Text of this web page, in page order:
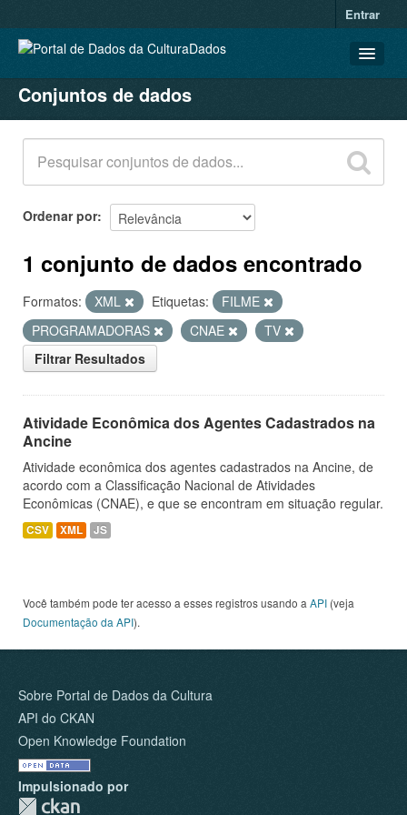
Entrar
CONJUNTOS DE DADOS
ORGANIZAÇÕES
GRUPOS
SOBRE
Conjuntos de dados
Ordenar por
1 conjunto de dados encontrado
Formatos: XML Etiquetas:
FILME
PROGRAMADORAS
CNAE
TV
Filtrar Resultados
Atividade Econômica dos Agentes Cadastrados na
Ancine
Atividade econômica dos agentes cadastrados na Ancine, de
acordo com a Classificação Nacional de Atividades
Econômicas (CNAE), e que se encontram em situação regular.
CSV XML JS
Você também pode ter acesso a esses registros usando a API (veja
Documentação da API).
Sobre Portal de Dados da Cultura
API do CKAN
Open Knowledge Foundation
Impulsionado por